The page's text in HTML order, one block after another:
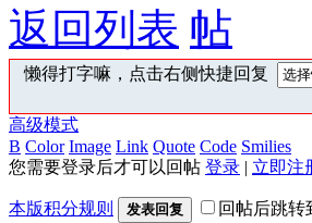
返回列表
懒得打字嘛，点击右侧快捷回复
高级模式
B Color Image Link Quote Code Smilies
您需要登录后才可以回帖 登录 | 立即注
本版积分规则 发表回复 回帖后跳转